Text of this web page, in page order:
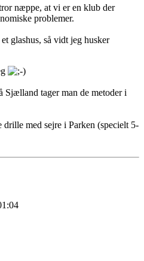
næppe, at vi er en klub der
problemer.
glashus, så vidt jeg husker
Sjælland tager man de metoder i
med sejre i Parken (specielt 5-